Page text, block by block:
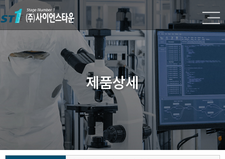
제품상세